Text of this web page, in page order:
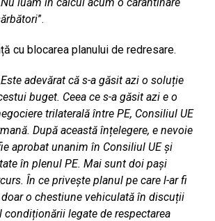
”.
cu blocarea planului de redresare.
Este adevărat că s-a găsit azi o soluție
buget. Ceea ce s-a găsit azi e o
trilaterală între PE, Consiliul UE
După această înțelegere, e nevoie
aprobat unanim în Consiliul UE și
în plenul PE. Mai sunt doi pași
În ce privește planul pe care l-ar fi
o chestiune vehiculată în discuții
legate de respectarea